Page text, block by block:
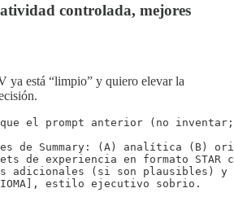
controlada, mejores
ya está “limpio” y quiero elevar la
el prompt anterior (no inventar;
de Summary: (A) analítica (B)
de experiencia en formato
adicionales (si son plausibles)
estilo ejecutivo sobrio.